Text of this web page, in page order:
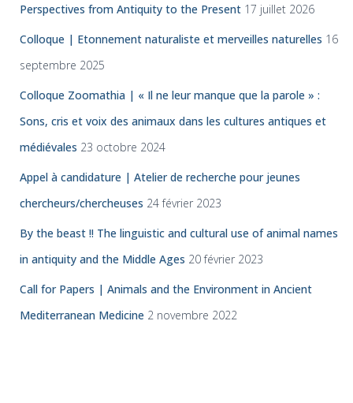
Perspectives from Antiquity to the Present 17 juillet 2026
Colloque | Etonnement naturaliste et merveilles naturelles 16
septembre 2025
Colloque Zoomathia | « Il ne leur manque que la parole » :
Sons, cris et voix des animaux dans les cultures antiques et
médiévales 23 octobre 2024
Appel à candidature | Atelier de recherche pour jeunes
chercheurs/chercheuses 24 février 2023
By the beast !! The linguistic and cultural use of animal names
in antiquity and the Middle Ages 20 février 2023
Call for Papers | Animals and the Environment in Ancient
Mediterranean Medicine 2 novembre 2022